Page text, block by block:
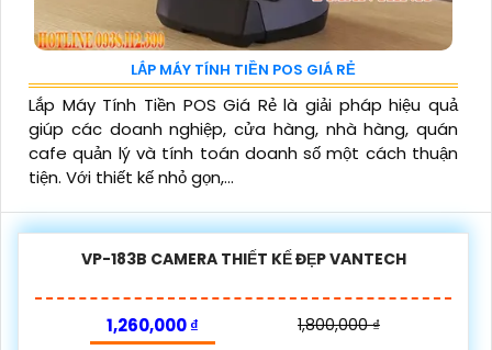
LẮP MÁY TÍNH TIỀN POS GIÁ RẺ
Lắp Máy Tính Tiền POS Giá Rẻ là giải pháp hiệu quả
giúp các doanh nghiệp, cửa hàng, nhà hàng, quán
cafe quản lý và tính toán doanh số một cách thuận
tiện. Với thiết kế nhỏ gọn,...
VP-183B CAMERA THIẾT KẾ ĐẸP VANTECH
1,260,000 ₫ 1,800,000 ₫